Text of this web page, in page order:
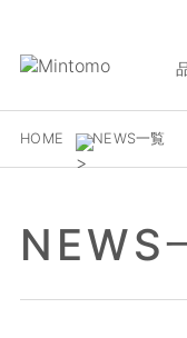
HOME NEWS一覧
NEWS